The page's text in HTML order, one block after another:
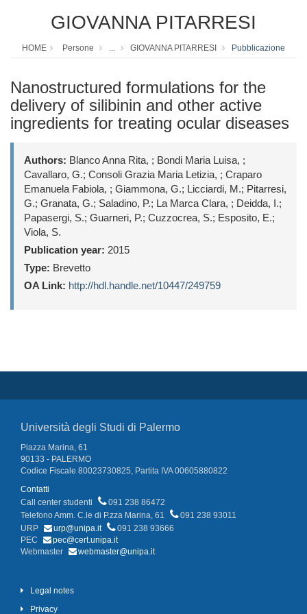
GIOVANNA PITARRESI
HOME Persone ... GIOVANNA PITARRESI Pubblicazione
Nanostructured formulations for the
delivery of silibinin and other active
ingredients for treating ocular diseases
Authors: Blanco Anna Rita, ; Bondi Maria Luisa, ;
Cavallaro, G.; Consoli Grazia Maria Letizia, ; Craparo
Emanuela Fabiola, ; Giammona, G.; Licciardi, M.; Pitarresi,
G.; Granata, G.; Saladino, P.; La Marca Clara, ; Deidda, I.;
Papasergi, S.; Guarneri, P.; Cuzzocrea, S.; Esposito, E.;
Viola, S.
Publication year: 2015
Type: Brevetto
OA Link: http://hdl.handle.net/10447/249759
Università degli Studi di Palermo
Piazza Marina, 61
90133 - PALERMO
Codice Fiscale 80023730825, Partita IVA 00605880822
Contatti
Call center studenti
091 238 86472
Telefono Amm. C.le di P.zza Marina, 61
091 238 93011
URP
urp@unipa.it
091 238 93666
PEC
pec@cert.unipa.it
Webmaster
webmaster@unipa.it
Legal notes
Privacy